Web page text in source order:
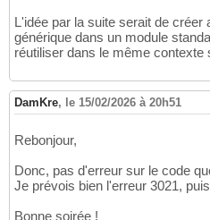
L'idée par la suite serait de
générique dans un module
réutiliser dans le même contexte
DamKre, le 15/02/2026 à 20h51
Rebonjour,
Donc, pas d'erreur sur le code
Je prévois bien l'erreur 3021,
Bonne soirée !